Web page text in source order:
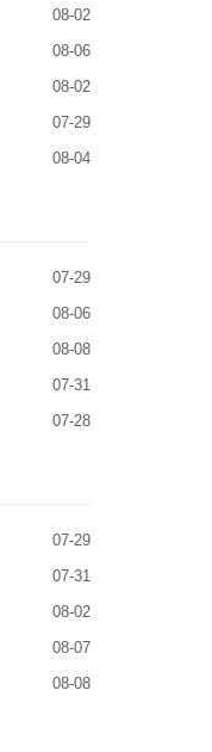
08-02
08-06
08-02
07-29
08-04
07-29
08-06
08-08
07-31
07-28
07-29
07-31
08-02
08-07
08-08